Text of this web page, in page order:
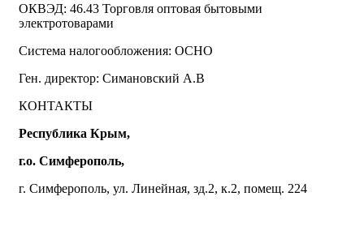
ОКВЭД: 46.43 Торговля оптовая бытовыми
электротоварами
Система налогообложения: ОСНО
Ген. директор: Симановский А.В
КОНТАКТЫ
Республика Крым,
г.о. Симферополь,
г. Симферополь, ул. Линейная, зд.2, к.2, помещ. 224